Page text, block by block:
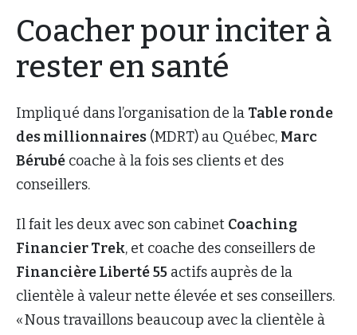
Coacher pour inciter à
rester en santé
Impliqué dans l’organisation de la Table ronde
des millionnaires (MDRT) au Québec, Marc
Bérubé coache à la fois ses clients et des
conseillers.
Il fait les deux avec son cabinet Coaching
Financier Trek, et coache des conseillers de
Financière Liberté55 actifs auprès de la
clientèle à valeur nette élevée et ses conseillers.
« Nous travaillons beaucoup avec la clientèle à